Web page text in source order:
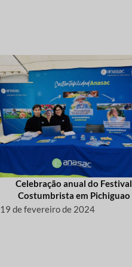
Celebração anual do Festival
Costumbrista em Pichiguao
19 de fevereiro de 2024